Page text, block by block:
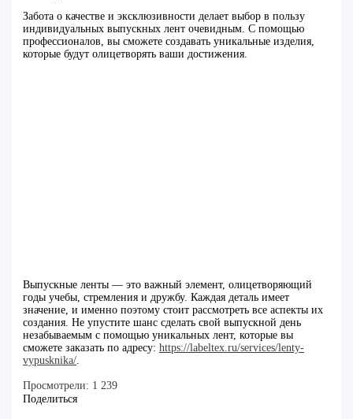
Забота о качестве и эксклюзивности делает выбор в пользу
индивидуальных выпускных лент очевидным. С помощью
профессионалов, вы сможете создавать уникальные изделия,
которые будут олицетворять ваши достижения.
Выпускные ленты — это важный элемент, олицетворяющий
годы учебы, стремления и дружбу. Каждая деталь имеет
значение, и именно поэтому стоит рассмотреть все аспекты их
создания. Не упустите шанс сделать свой выпускной день
незабываемым с помощью уникальных лент, которые вы
сможете заказать по адресу:https://labeltex.ru/services/lenty-
vypusknika/.
Просмотрели: 1 239
Поделиться